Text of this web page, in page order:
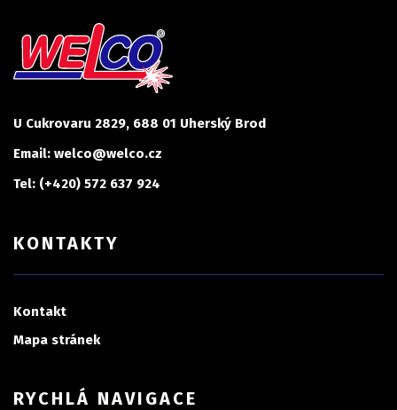
U Cukrovaru 2829, 688 01 Uherský Brod
Email: welco@welco.cz
Tel: (+420) 572 637 924
KONTAKTY
Kontakt
Mapa stránek
RYCHLÁ NAVIGACE